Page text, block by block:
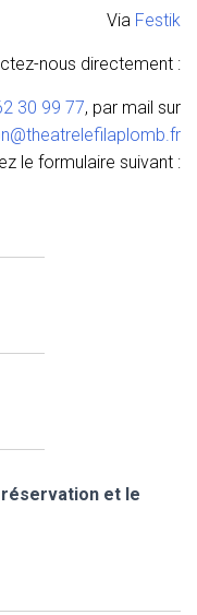
Via Festik
nous directement :
30 99 77, par mail sur
le formulaire suivant :
et le